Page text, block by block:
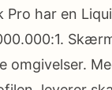
Pro har en